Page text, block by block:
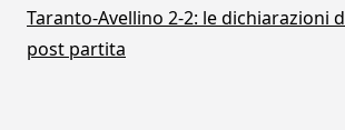
Taranto-Avellino 2-2: le dichiarazioni
post partita